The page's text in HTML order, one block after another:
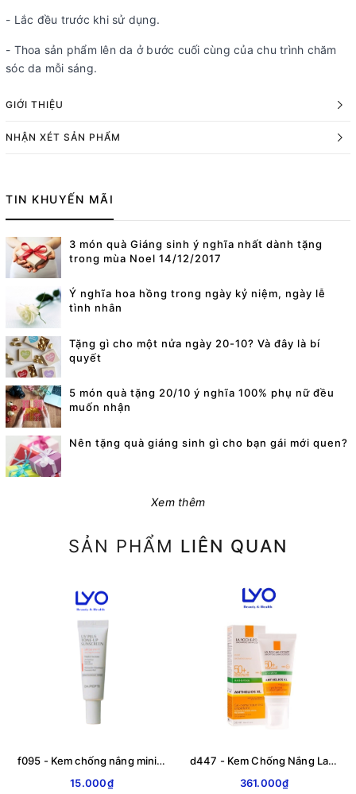
- Lắc đều trước khi sử dụng.
- Thoa sản phẩm lên da ở bước cuối cùng của chu trình chăm
sóc da mỗi sáng.
GIỚI THIỆU
NHẬN XÉT SẢN PHẨM
TIN KHUYẾN MÃI
3 món quà Giáng sinh ý nghĩa nhất dành tặng
trong mùa Noel 14/12/2017
Ý nghĩa hoa hồng trong ngày kỷ niệm, ngày lễ
tình nhân
Tặng gì cho một nửa ngày 20-10? Và đây là bí
quyết
5 món quà tặng 20/10 ý nghĩa 100% phụ nữ đều
muốn nhận
Nên tặng quà giáng sinh gì cho bạn gái mới quen?
Xem thêm
SẢN PHẨM LIÊN QUAN
f095 - Kem chống nắng mini Dr.Pepti UV Plus Tone Up Sunscreen 8ml
15.000₫
d447 - Kem Chống Nắng La Roche Posay ( Da Dầu - Vạch Xanh - Mẫu Mới - Ko Mùi ) Anti Shine, Anthelios XL, Non-perfumed Gel - Creme 50+ SPF, 50ml
361.000₫